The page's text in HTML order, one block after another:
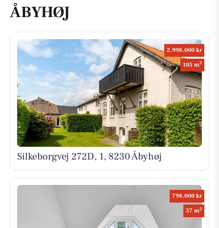
ÅBYHØJ
2.998.000 kr
105 m2
Silkeborgvej 272D, 1, 8230 Åbyhøj
798.000 kr
37 m2